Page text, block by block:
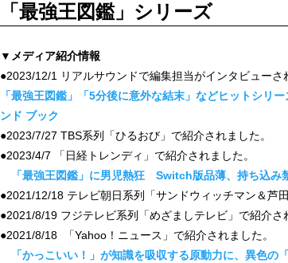
「最強王図鑑」シリーズ
▼メディア紹介情報
●2023/12/1 リアルサウンドで編集担当がインタビューさ
「最強王図鑑」「5分後に意外な結末」などヒットシ
ンド ブック
●2023/7/27 TBS系列「ひるおび」で紹介されました。
●2023/4/7 「日経トレンディ」で紹介されました。
「最強王図鑑」に男児熱狂 Switch版品薄、持ち込み
●2021/12/18 テレビ朝日系列「サンドウィッチマン＆芦
●2021/8/19 フジテレビ系列「めざましテレビ」で紹介さ
●2021/8/18 「Yahoo！ニュース」で紹介されました。
「かっこいい！」が知識を吸収する原動力に、異色の